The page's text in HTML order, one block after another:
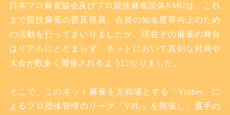
日本プロ麻雀協会及びプロ競技麻雀団体RMUは
これ
まで競技麻雀の普及発展、会員の知名度等向上のため
の活動を行ってまいりましたが
現在その麻雀の舞台
はリアルにとどまらず
ネットにおいて真剣な対局や
大会が数多く開催されるようになりました。
そこで、このネット麻雀を主戦場とする「Vtuber」に
よるプロ団体管理のリーグ『VPL』を開催し
選手の